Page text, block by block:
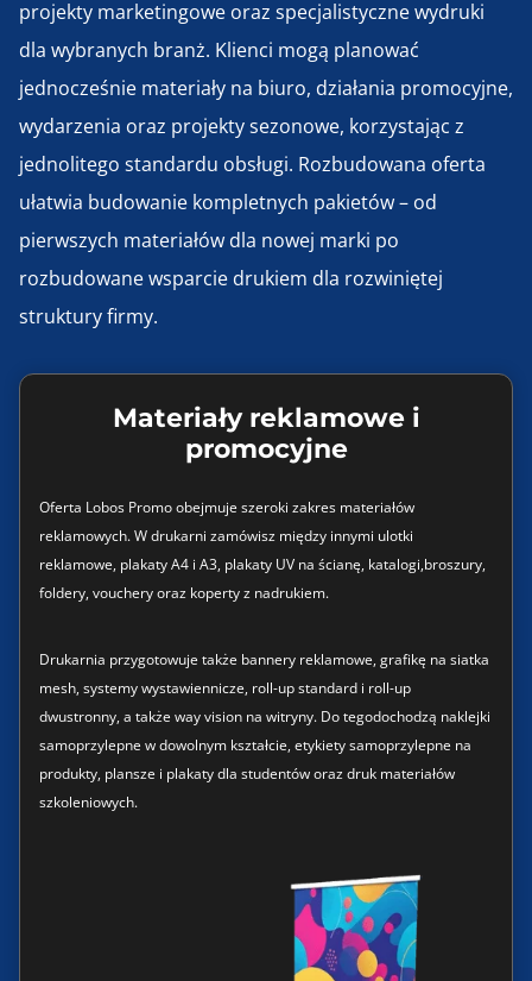
projekty marketingowe oraz specjalistyczne wydruki
dla wybranych branż. Klienci mogą planować
jednocześnie materiały na biuro, działania promocyjne,
wydarzenia oraz projekty sezonowe, korzystając z
jednolitego standardu obsługi. Rozbudowana oferta
ułatwia budowanie kompletnych pakietów – od
pierwszych materiałów dla nowej marki po
rozbudowane wsparcie drukiem dla rozwiniętej
struktury firmy.
Materiały reklamowe i
promocyjne
Oferta Lobos Promo obejmuje szeroki zakres materiałów
reklamowych. W drukarni zamówisz między innymi ulotki
reklamowe, plakaty A4 i A3, plakaty UV na ścianę, katalogi,broszury,
foldery, vouchery oraz koperty z nadrukiem.
Drukarnia przygotowuje także bannery reklamowe, grafikę na siatka
mesh, systemy wystawiennicze, roll-up standard i roll-up
dwustronny, a także way vision na witryny. Do tegodochodzą naklejki
samoprzylepne w dowolnym kształcie, etykiety samoprzylepne na
produkty, plansze i plakaty dla studentów oraz druk materiałów
szkoleniowych.